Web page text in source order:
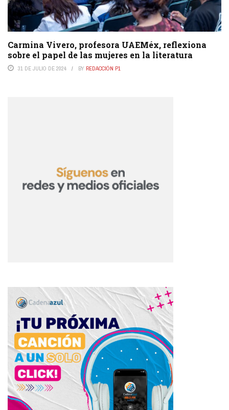
Carmina Vivero, profesora UAEMéx, reflexiona
sobre el papel de las mujeres en la literatura
31 DE JULIO DE 2024 BY REDACCIÓN P1